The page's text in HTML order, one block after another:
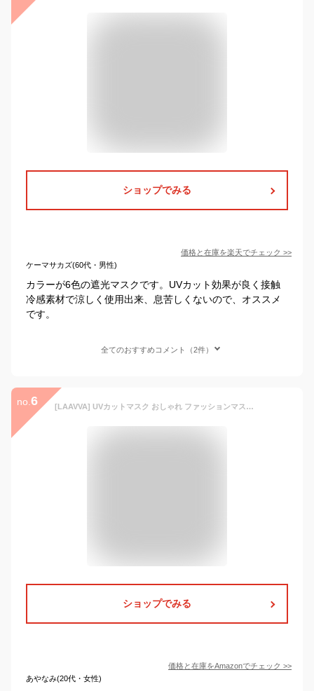
ショップでみる
価格と在庫を楽天でチェック >>
ケーマサカズ(60代・男性)
カラーが6色の遮光マスクです。UVカット効果が良く接触
冷感素材で涼しく使用出来、息苦しくないので、オススメ
です。
全てのおすすめコメント（2件）
no. 6 [LAAVVA] UVカットマスク おしゃれ ファッションマスク 冷感 UV カット 冷感マスク 【UPF50３D 小顔 接触冷感 ひんやり cool 焼かない 息苦しくない 呼吸がしやすい フェースカバー ひんやり 紫外線 対策 日焼け 防止 繰り返し 洗える 通気 快適 紐調整可能 (ブルー)
ショップでみる
価格と在庫をAmazonでチェック >>
あやなみ(20代・女性)